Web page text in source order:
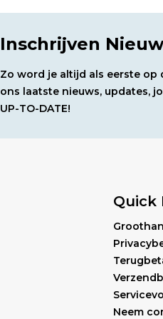
Inschrijven
Zo word je altijd als eerste
ons laatste nieuws, updates,
UP-TO-DATE!
Quick
Neem